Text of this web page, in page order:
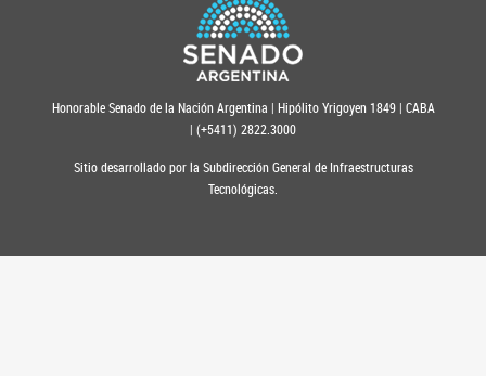
Honorable Senado de la Nación Argentina | Hipólito Yrigoyen 1849 | CABA
| (+5411) 2822.3000
Sitio desarrollado por la Subdirección General de Infraestructuras
Tecnológicas.